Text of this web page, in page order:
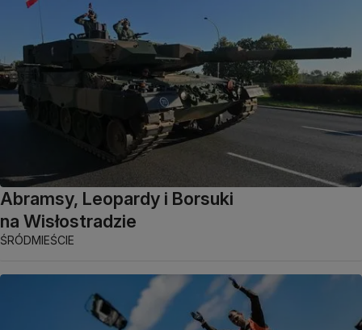
Abramsy, Leopardy i Borsuki
na Wisłostradzie
ŚRÓDMIEŚCIE